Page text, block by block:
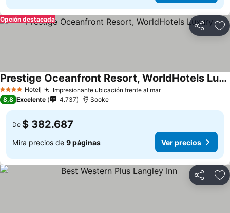
Compartir
Opción destacada
4 EstrellasHotel Impresionante ubicación frente al mar
Prestige Oceanfront Resort, WorldHotels Luxury
8,8 Excelente 4.737 Sooke
De $ 382.687
Mira precios de 9 páginas Ver precios
Compartir